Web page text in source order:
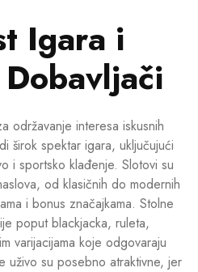
Igara i
održavanje interesa iskusnih
širok spektar igara, uključujući
i sportsko klađenje. Slotovi su
od klasičnih do modernih
i bonus značajkama. Stolne
poput blackjacka, ruleta,
varijacijama koje odgovaraju
uživo su posebno atraktivne, jer